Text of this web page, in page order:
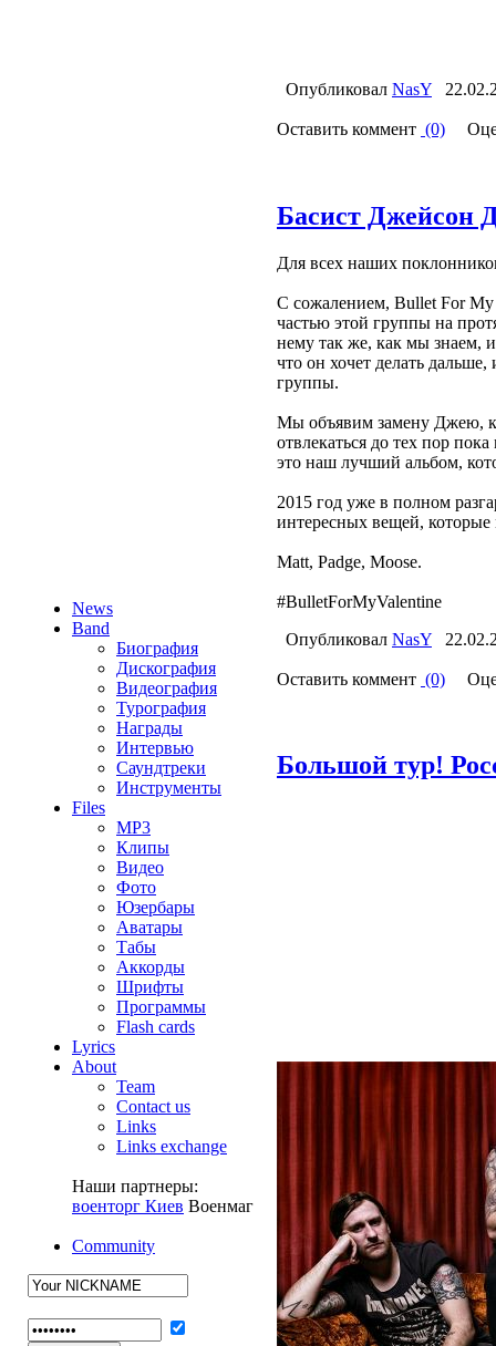
News
Band
Биография
Дискография
Видеография
Турография
Награды
Интервью
Саундтреки
Инструменты
Files
MP3
Клипы
Видео
Фото
Юзербары
Аватары
Табы
Аккорды
Шрифты
Программы
Flash cards
Lyrics
About
Team
Contact us
Links
Links exchange
Наши партнеры:
военторг Киев Военмаг
Community
Опубликовал NasY
Оставить коммент (0)
Басист Джейсон
Для всех наших
С сожалением, Bullet For
частью этой группы на
нему так же, как мы знаем,
что он хочет делать
группы.
Мы объявим замену Джею,
отвлекаться до тех пор
это наш лучший альбом,
2015 год уже в полном
интересных вещей,
Matt, Padge, Moose.
#BulletForMyValentine
Опубликовал NasY
Оставить коммент (0)
Большой тур!